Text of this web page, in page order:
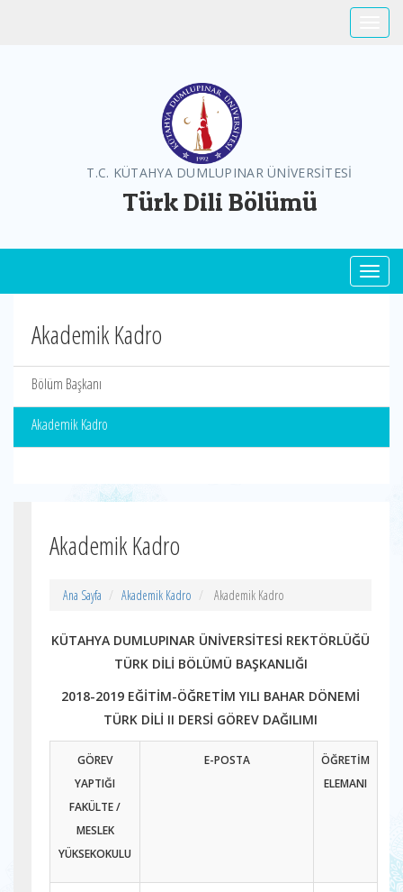
T.C. KÜTAHYA DUMLUPINAR ÜNİVERSİTESİ
Türk Dili Bölümü
Akademik Kadro
Bölüm Başkanı
Akademik Kadro
Akademik Kadro
Ana Sayfa Akademik Kadro Akademik Kadro
KÜTAHYA DUMLUPINAR ÜNİVERSİTESİ REKTÖRLÜĞÜ
TÜRK DİLİ BÖLÜMÜ BAŞKANLIĞI
2018-2019 EĞİTİM-ÖĞRETİM YILI BAHAR DÖNEMİ
TÜRK DİLİ II DERSİ GÖREV DAĞILIMI
GÖREV
YAPTIĞI
FAKÜLTE /
MESLEK
YÜKSEKOKULU
E-POSTA
ÖĞRETİM
ELEMANI